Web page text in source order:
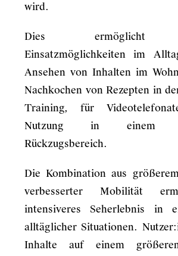
wird.
Dies ermöglicht
Einsatzmöglichkeiten im
Ansehen von Inhalten im
Nachkochen von Rezepten in
Training, für
Nutzung in einem
Rückzugsbereich.
Die Kombination aus
verbesserter Mobilität
intensiveres Seherlebnis in
alltäglicher Situationen.
Inhalte auf einem